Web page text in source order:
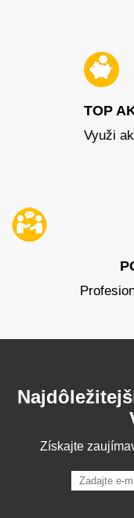
TOP
Využi
Získajte